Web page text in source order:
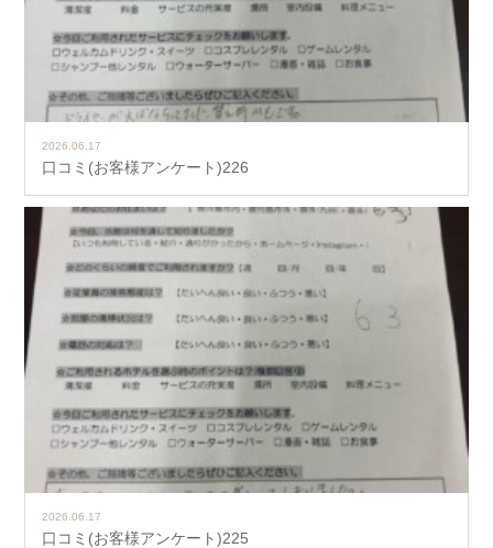
2026.06.17
口コミ(お客様アンケート)226
2026.06.17
口コミ(お客様アンケート)225